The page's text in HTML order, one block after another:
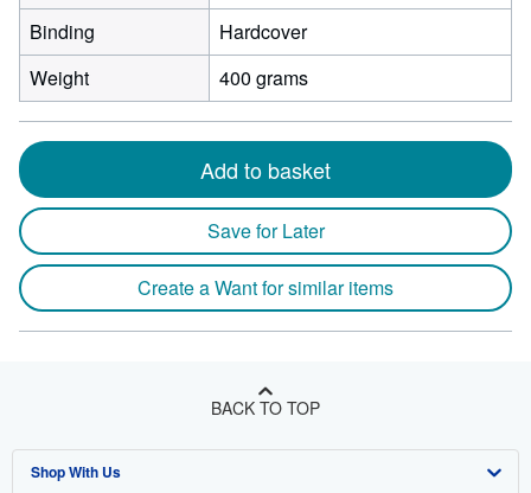
Binding
Hardcover
Weight
400 grams
Add to basket
Save for Later
Create a Want for similar items
BACK TO TOP
Shop With Us